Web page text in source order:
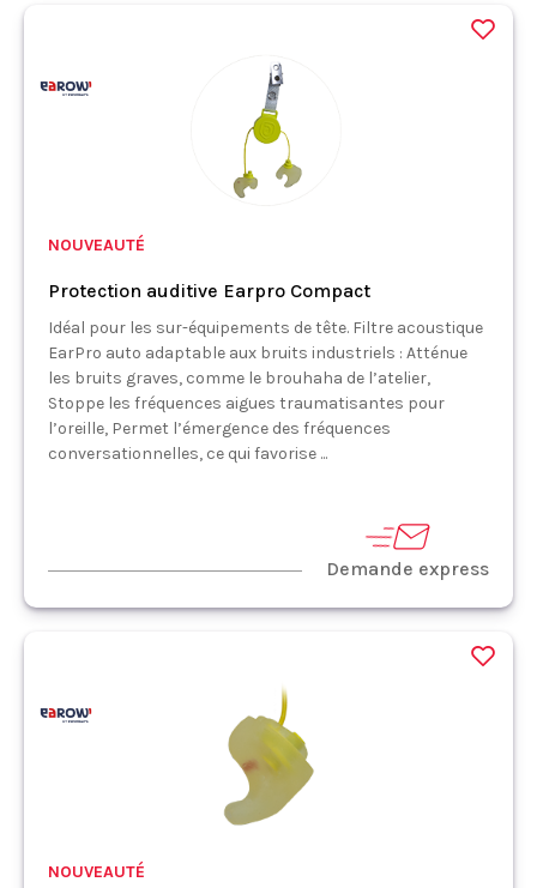
NOUVEAUTÉ
Protection auditive Earpro Compact
Idéal pour les sur-équipements de tête. Filtre acoustique
EarPro auto adaptable aux bruits industriels : Atténue
les bruits graves, comme le brouhaha de l’atelier,
Stoppe les fréquences aigues traumatisantes pour
l’oreille, Permet l’émergence des fréquences
conversationnelles, ce qui favorise ...
Demande express
NOUVEAUTÉ